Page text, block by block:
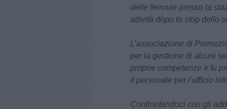
delle ferrovie presso la
attività dopo lo stop dello
L’associazione di
per la gestione di alcuni
proprie competenze e fu
il personale per l’ufficio
Confrontandoci con gli